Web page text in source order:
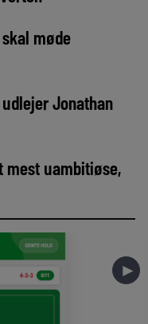
skal møde
Jonathan
mest uambitiøse,
►